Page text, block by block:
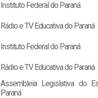
Instituto Federal do Paraná
Rádio e TV Educativa do Paraná
Instituto Federal do Paraná
Rádio e TV Educativa do Paraná
Assembleia Legislativa do
Paraná